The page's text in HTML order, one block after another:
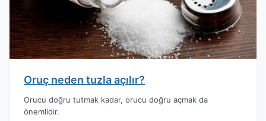
Oruç neden tuzla açılır?
Orucu doğru tutmak kadar, orucu doğru açmak da
önemlidir.